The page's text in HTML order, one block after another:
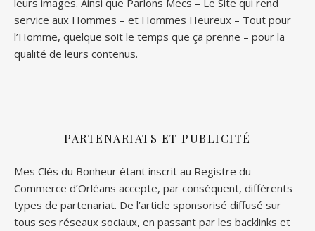
leurs images. Ainsi que Parlons Mecs – Le Site qui rend
service aux Hommes – et Hommes Heureux – Tout pour
l’Homme, quelque soit le temps que ça prenne – pour la
qualité de leurs contenus.
PARTENARIATS ET PUBLICITÉ
Mes Clés du Bonheur étant inscrit au Registre du
Commerce d’Orléans accepte, par conséquent, différents
types de partenariat. De l’article sponsorisé diffusé sur
tous ses réseaux sociaux, en passant par les backlinks et